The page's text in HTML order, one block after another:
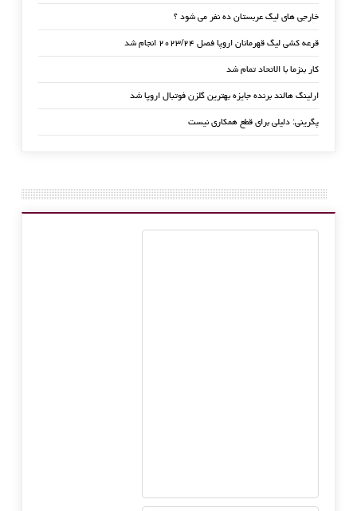
خارجی های لیگ عربستان ده نفر می شود ؟
قرعه کشی لیگ قهرمانان اروپا فصل ۲۰۲۳/۲۴ انجام شد
کار بنزما با الاتحاد تمام شد
ارلینگ هالند برنده جایزه بهترین گلزن فوتبال اروپا شد
پگرینی: دلیلی برای قطع همکاری نیست